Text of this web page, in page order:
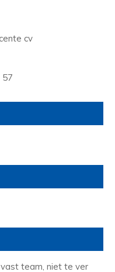
cv
57
team, niet te ver